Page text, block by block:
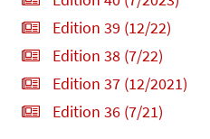
Edition 39 (12/22)
Edition 38 (7/22)
Edition 37 (12/2021)
Edition 36 (7/21)